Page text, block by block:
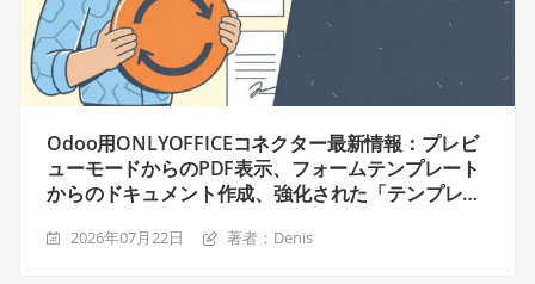
Odoo用ONLYOFFICEコネクター最新情報：プレビ
ューモードからのPDF表示、フォームテンプレート
からのドキュメント作成、強化された「テンプレー
2026年07月22日 著者：Denis